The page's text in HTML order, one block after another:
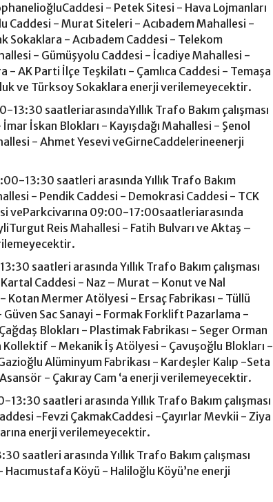
- Petek Sitesi - Hava Lojmanları
Caddesi - Murat Siteleri - Acıbadem Mahallesi -
Sokaklara - Acıbadem Caddesi - Telekom
- Gümüşyolu Caddesi - İcadiye Mahallesi -
- AK Parti İlçe Teşkilatı - Çamlıca Caddesi - Temaşa
ve Türksoy Sokaklara enerji verilemeyecektir.
saatleriarasındaYıllık Trafo Bakım çalışması
İskan Blokları - Kayışdağı Mahallesi - Şenol
- Ahmet Yesevi veGirneCaddelerineenerji
13:30 saatleri arasında Yıllık Trafo Bakım
- Pendik Caddesi - Demokrasi Caddesi - TCK
veParkcivarına 09:00-17:00saatleriarasında
Reis Mahallesi - Fatih Bulvarı ve Aktaş –
saatleri arasında Yıllık Trafo Bakım çalışması
Caddesi - Naz – Murat – Konut ve Nal
Kotan Mermer Atölyesi - Ersaç Fabrikası - Tüllü
Sac Sanayi - Formak Forklift Pazarlama -
Blokları - Plastimak Fabrikası - Seger Orman
- Mekanik İş Atölyesi - Çavuşoğlu Blokları -
Alüminyum Fabrikası - Kardeşler Kalıp -Seta
- Çakıray Cam ‘a enerji verilemeyecektir.
saatleri arasında Yıllık Trafo Bakım çalışması
-Fevzi ÇakmakCaddesi -Çayırlar Mevkii - Ziya
enerji verilemeyecektir.
saatleri arasında Yıllık Trafo Bakım çalışması
Köyü - Haliloğlu Köyü’ne enerji